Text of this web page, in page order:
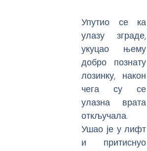
Упутио се ка
улазу зграде,
укуцао њему
добро познату
лозинку, након
чега су се
улазна врата
откључала.
Ушао је у лифт
и притиснуо